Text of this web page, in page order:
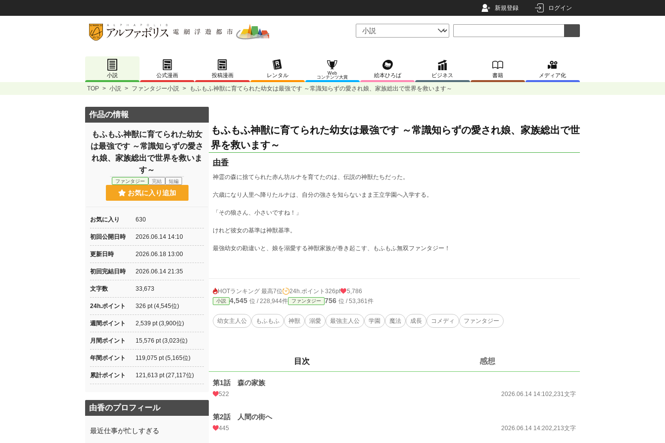
新規登録 ログイン
小説 公式漫画 投稿漫画 レンタル
Web
コンテンツ大賞
絵本ひろば ビジネス 書籍 メディア化
TOP > 小説 > ファンタジー小説 > もふもふ神獣に育てられた幼女は最強です ～常識知らずの愛され娘、家族総出で世界を救います～
もふもふ神獣に育てられた幼女は最強です ～常識知らずの愛され娘、家族総出で世
界を救います～
由香
神霊の森に捨てられた赤ん坊ルナを育てたのは、伝説の神獣たちだった。
六歳になり人里へ降りたルナは、自分の強さを知らないまま王立学園へ入学する。
「その狼さん、小さいですね！」
けれど彼女の基準は神獣基準。
最強幼女の勘違いと、娘を溺愛する神獣家族が巻き起こす、もふもふ無双ファンタジー！
HOTランキング 最高7位 24h.ポイント 326pt 5,786
小説 4,545 位 / 228,944件 ファンタジー 756 位 / 53,361件
幼女主人公 もふもふ 神獣 溺愛 最強主人公 学園 魔法 成長 コメディ ファンタジー
目次 感想
第1話 森の家族
522 2026.06.14 14:102,231文字
第2話 人間の街へ
445 2026.06.14 14:202,213文字
作品の情報
もふもふ神獣に育てられた幼女
は最強です ～常識知らずの愛さ
れ娘、家族総出で世界を救いま
す～
ファンタジー 完結 短編
お気に入り追加
お気に入り 630
初回公開日時 2026.06.14 14:10
更新日時 2026.06.18 13:00
初回完結日時 2026.06.14 21:35
文字数 33,673
24h.ポイント 326 pt (4,545位)
週間ポイント 2,539 pt (3,900位)
月間ポイント 15,576 pt (3,023位)
年間ポイント 119,075 pt (5,165位)
累計ポイント 121,613 pt (27,117位)
由香のプロフィール
最近仕事が忙しすぎる